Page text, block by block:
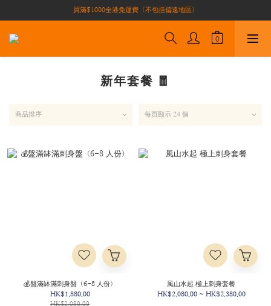
買滿$1000全港免運費（不包括偏遠地區）
買滿$1000全港免運費（不包括偏遠地區）
加入會員即有10積分 （積分可作現金下次使用）| 全港免運費🚚
新年套餐 🧧
商品排序 每頁顯示 24 個
💰盤滿缽滿刺身盤（6-8 人份）
HK$1,880.00
HK$2,080.00
風山水起 極上刺身套餐
HK$2,080.00 ~ HK$2,380.00